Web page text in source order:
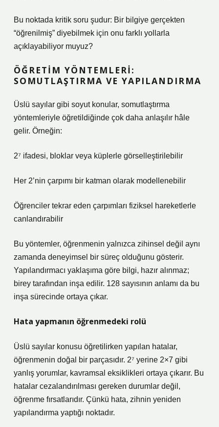
Bu noktada kritik soru şudur: Bir bilgiye gerçekten
“öğrenilmiş” diyebilmek için onu farklı yollarla
açıklayabiliyor muyuz?
ÖĞRETIM YÖNTEMLERI:
SOMUTLAŞTIRMA VE YAPILANDIRMA
Üslü sayılar gibi soyut konular, somutlaştırma
yöntemleriyle öğretildiğinde çok daha anlaşılır hâle
gelir. Örneğin:
2⁷ ifadesi, bloklar veya küplerle görselleştirilebilir
Her 2’nin çarpımı bir katman olarak modellenebilir
Öğrenciler tekrar eden çarpımları fiziksel hareketlerle
canlandırabilir
Bu yöntemler, öğrenmenin yalnızca zihinsel değil aynı
zamanda deneyimsel bir süreç olduğunu gösterir.
Yapılandırmacı yaklaşıma göre bilgi, hazır alınmaz;
birey tarafından inşa edilir. 128 sayısının anlamı da bu
inşa sürecinde ortaya çıkar.
Hata yapmanın öğrenmedeki rolü
Üslü sayılar konusu öğretilirken yapılan hatalar,
öğrenmenin doğal bir parçasıdır. 2⁷ yerine 2×7 gibi
yanlış yorumlar, kavramsal eksiklikleri ortaya çıkarır. Bu
hatalar cezalandırılması gereken durumlar değil,
öğrenme fırsatlarıdır. Çünkü hata, zihnin yeniden
yapılandırma yaptığı noktadır.